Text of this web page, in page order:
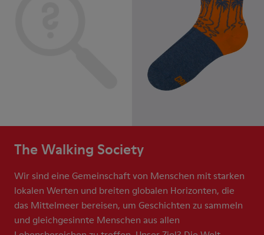
The Walking Society
Wir sind eine Gemeinschaft von Menschen mit starken
lokalen Werten und breiten globalen Horizonten, die
das Mittelmeer bereisen, um Geschichten zu sammeln
und gleichgesinnte Menschen aus allen